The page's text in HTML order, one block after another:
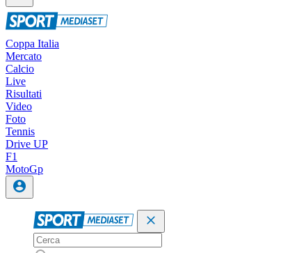
Coppa Italia
Mercato
Calcio
Live
Risultati
Video
Foto
Tennis
Drive UP
F1
MotoGp